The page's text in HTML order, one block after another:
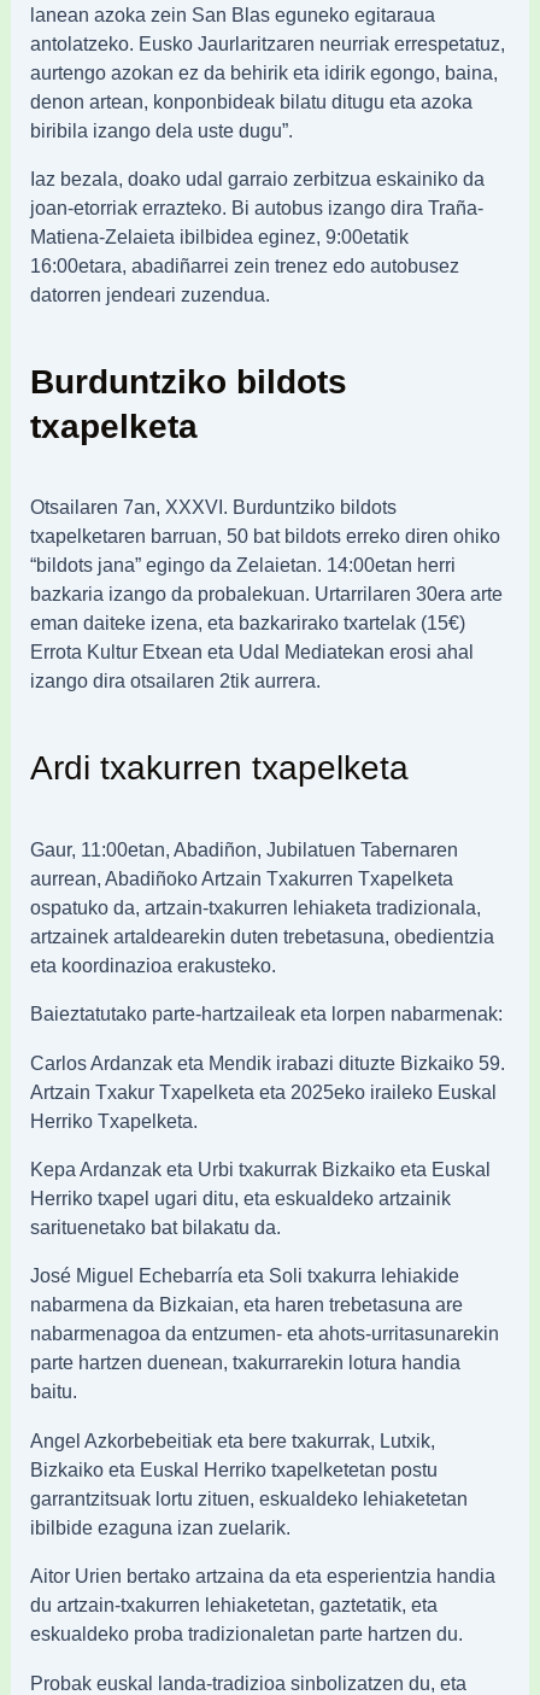
lanean azoka zein San Blas eguneko egitaraua
antolatzeko. Eusko Jaurlaritzaren neurriak errespetatuz,
aurtengo azokan ez da behirik eta idirik egongo, baina,
denon artean, konponbideak bilatu ditugu eta azoka
biribila izango dela uste dugu”.
Iaz bezala, doako udal garraio zerbitzua eskainiko da
joan-etorriak errazteko. Bi autobus izango dira Traña-
Matiena-Zelaieta ibilbidea eginez, 9:00etatik
16:00etara, abadiñarrei zein trenez edo autobusez
datorren jendeari zuzendua.
Burduntziko bildots
txapelketa
Otsailaren 7an, XXXVI. Burduntziko bildots
txapelketaren barruan, 50 bat bildots erreko diren ohiko
“bildots jana” egingo da Zelaietan. 14:00etan herri
bazkaria izango da probalekuan. Urtarrilaren 30era arte
eman daiteke izena, eta bazkarirako txartelak (15€)
Errota Kultur Etxean eta Udal Mediatekan erosi ahal
izango dira otsailaren 2tik aurrera.
Ardi txakurren txapelketa
Gaur, 11:00etan, Abadiñon, Jubilatuen Tabernaren
aurrean, Abadiñoko Artzain Txakurren Txapelketa
ospatuko da, artzain-txakurren lehiaketa tradizionala,
artzainek artaldearekin duten trebetasuna, obedientzia
eta koordinazioa erakusteko.
Baieztatutako parte-hartzaileak eta lorpen nabarmenak:
Carlos Ardanzak eta Mendik irabazi dituzte Bizkaiko 59.
Artzain Txakur Txapelketa eta 2025eko iraileko Euskal
Herriko Txapelketa.
Kepa Ardanzak eta Urbi txakurrak Bizkaiko eta Euskal
Herriko txapel ugari ditu, eta eskualdeko artzainik
sarituenetako bat bilakatu da.
José Miguel Echebarría eta Soli txakurra lehiakide
nabarmena da Bizkaian, eta haren trebetasuna are
nabarmenagoa da entzumen- eta ahots-urritasunarekin
parte hartzen duenean, txakurrarekin lotura handia
baitu.
Angel Azkorbebeitiak eta bere txakurrak, Lutxik,
Bizkaiko eta Euskal Herriko txapelketetan postu
garrantzitsuak lortu zituen, eskualdeko lehiaketetan
ibilbide ezaguna izan zuelarik.
Aitor Urien bertako artzaina da eta esperientzia handia
du artzain-txakurren lehiaketetan, gaztetatik, eta
eskualdeko proba tradizionaletan parte hartzen du.
Probak euskal landa-tradizioa sinbolizatzen du, eta